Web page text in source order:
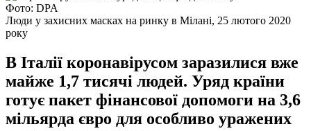
Фото: DPA
Люди у захисних масках на ринку в Мілані, 25 лютого 2020
року
В Італії коронавірусом заразилися вже
майже 1,7 тисячі людей. Уряд країни
готує пакет фінансової допомоги на 3,6
мільярда євро для особливо уражених